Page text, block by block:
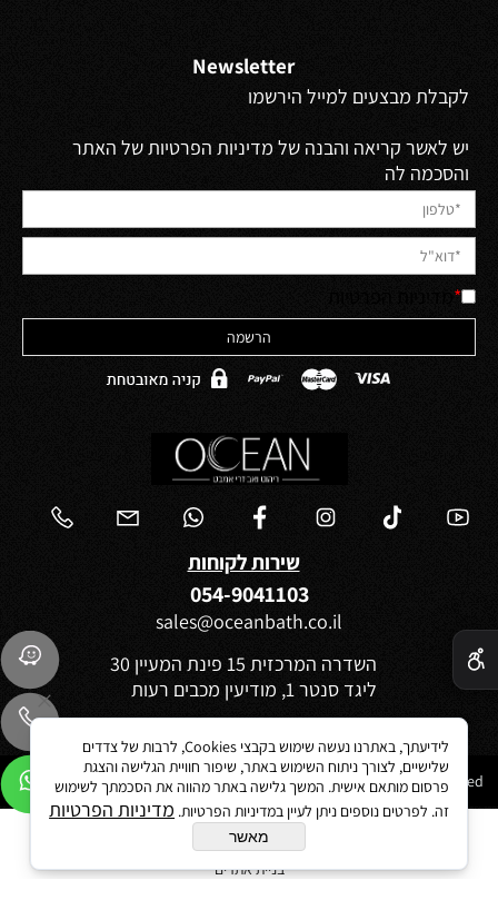
Newsletter
לקבלת מבצעים למייל הירשמו
יש לאשר קריאה והבנה של מדיניות הפרטיות של האתר
והסכמה לה
*
שירות לקוחות
054-9041103
sales@oceanbath.co.il
השדרה המרכזית 15 פינת המעיין 30
ליגד סנטר 1, מודיעין מכבים רעות
בניית אתרים
לידיעתך, באתרנו נעשה שימוש בקבצי Cookies, לרבות של צדדים
שלישיים, לצורך ניתוח השימוש באתר, שיפור חוויית הגלישה והצגת
פרסום מותאם אישית. המשך גלישה באתר מהווה את הסכמתך לשימוש
זה. לפרטים נוספים ניתן לעיין במדיניות הפרטיות. מדיניות הפרטיות
מאשר